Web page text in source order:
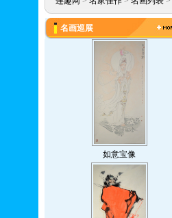
名画巡展
如意宝像